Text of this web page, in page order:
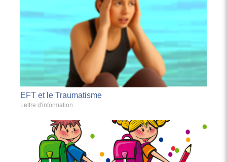
EFT et le Traumatisme
Lettre d'information